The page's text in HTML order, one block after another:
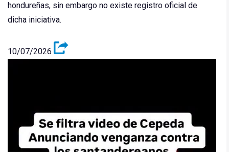
hondureñas, sin embargo no existe registro oficial de
dicha iniciativa.
10/07/2026